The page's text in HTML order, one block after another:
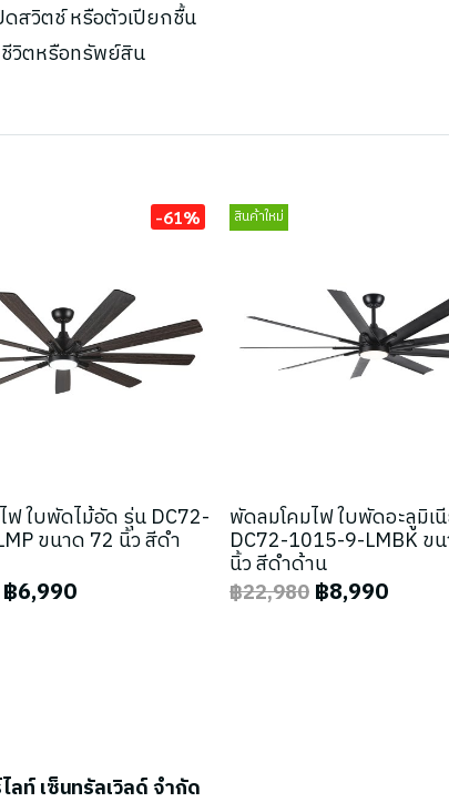
สวิตช์ หรือตัวเปียกชื้น
วิตหรือทรัพย์สิน
-61%
ฟ ใบพัดไม้อัด รุ่น DC72-
ขนาด 72 นิ้ว สีดำ
฿6,990
สินค้าใหม่
พัดลมโคมไฟ ใบพัดอะลูมิเ
DC72-1015-9-LMBK ข
นิ้ว สีดำด้าน
฿22,980 ฿8,990
ลท์ เซ็นทรัลเวิลด์ จำกัด